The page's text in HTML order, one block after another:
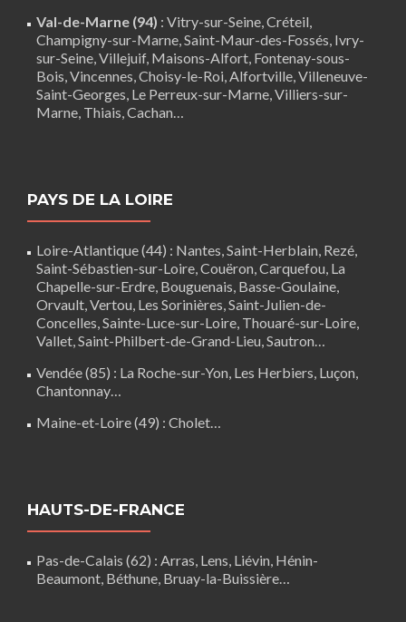
Val-de-Marne (94) : Vitry-sur-Seine,Créteil,
Champigny-sur-Marne, Saint-Maur-des-Fossés, Ivry-
sur-Seine, Villejuif, Maisons-Alfort, Fontenay-sous-
Bois,Vincennes, Choisy-le-Roi, Alfortville, Villeneuve-
Saint-Georges, Le Perreux-sur-Marne, Villiers-sur-
Marne, Thiais, Cachan…
PAYS DE LA LOIRE
Loire-Atlantique (44) : Nantes,Saint-Herblain, Rezé,
Saint-Sébastien-sur-Loire,Couëron,Carquefou, La
Chapelle-sur-Erdre, Bouguenais, Basse-Goulaine,
Orvault,Vertou, Les Sorinières,Saint-Julien-de-
Concelles,Sainte-Luce-sur-Loire, Thouaré-sur-Loire,
Vallet, Saint-Philbert-de-Grand-Lieu, Sautron…
Vendée (85) : La Roche-sur-Yon, Les Herbiers, Luçon,
Chantonnay…
Maine-et-Loire (49) : Cholet…
HAUTS-DE-FRANCE
Pas-de-Calais (62) : Arras, Lens, Liévin, Hénin-
Beaumont, Béthune, Bruay-la-Buissière…